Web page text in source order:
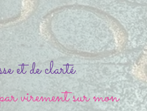
et de clarté.
virement sur mon